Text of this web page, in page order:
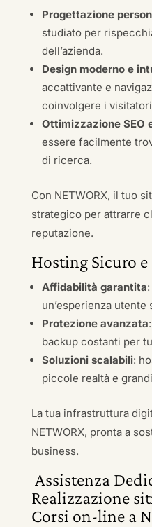
Progettazione
studiato per
dell’azienda.
Design moderno e
accattivante e
coinvolgere i
Ottimizzazione SEO
essere facilmente
di ricerca.
Con NETWORX, il tuo
strategico per attrarre
reputazione.
Hosting Sicuro
Affidabilità garantita
un’esperienza
Protezione avanzata
backup costanti per
Soluzioni scalabili:
piccole realtà e
La tua infrastruttura
NETWORX, pronta a
business.
Assistenza
Realizzazione
Corsi on-line a